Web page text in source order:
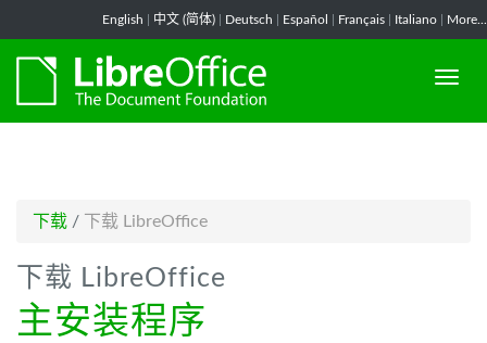
English 中文 (简体) Deutsch Español Français Italiano More...
下载 / 下载 LibreOffice
下载 LibreOffice
主安装程序